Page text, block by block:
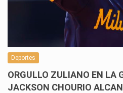
Deportes
ORGULLO ZULIANO EN LA
JACKSON CHOURIO